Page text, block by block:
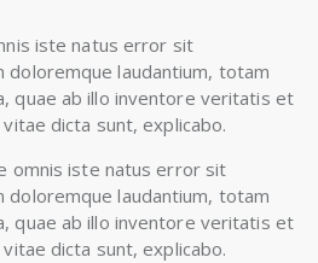
iste natus error sit
doloremque laudantium, totam
quae ab illo inventore veritatis et
dicta sunt, explicabo.
omnis iste natus error sit
doloremque laudantium, totam
quae ab illo inventore veritatis et
dicta sunt, explicabo.